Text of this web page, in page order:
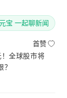
宝 一起聊新闻
首赞
全球股市将